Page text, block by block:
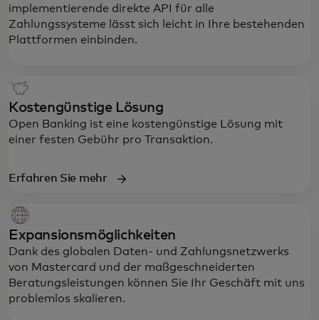
implementierende direkte API für alle
Zahlungssysteme lässt sich leicht in Ihre bestehenden
Plattformen einbinden.
Kostengünstige Lösung
Open Banking ist eine kostengünstige Lösung mit
einer festen Gebühr pro Transaktion.
Erfahren Sie mehr
Expansionsmöglichkeiten
Dank des globalen Daten- und Zahlungsnetzwerks
von Mastercard und der maßgeschneiderten
Beratungsleistungen können Sie Ihr Geschäft mit uns
problemlos skalieren.